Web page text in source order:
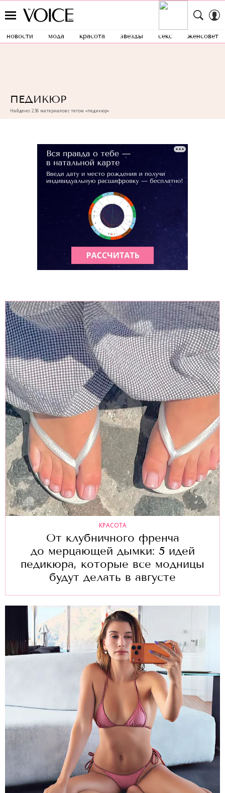
новости мода красота звезды секс женсовет
ПЕДИКЮР
Найдено: 236 материалов с тегом «педикюр»
КРАСОТА
От клубничного френча
до мерцающей дымки: 5 идей
педикюра, которые все модницы
будут делать в августе